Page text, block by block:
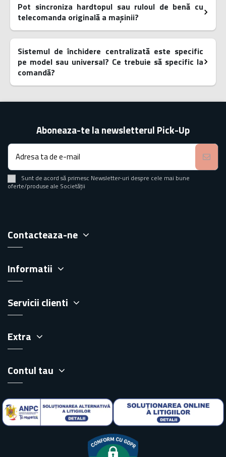
Pot sincroniza hardtopul sau ruloul de benă cu
telecomanda originală a mașinii?
Sistemul de închidere centralizată este specific
pe model sau universal? Ce trebuie să specific la
comandă?
Aboneaza-te la newsletterul Pick-Up
Sunt de acord să primesc Newsletter-uri despre cele mai bune
oferte/produse ale Societății
Contacteaza-ne
Informatii
Servicii clienti
Extra
Contul tau